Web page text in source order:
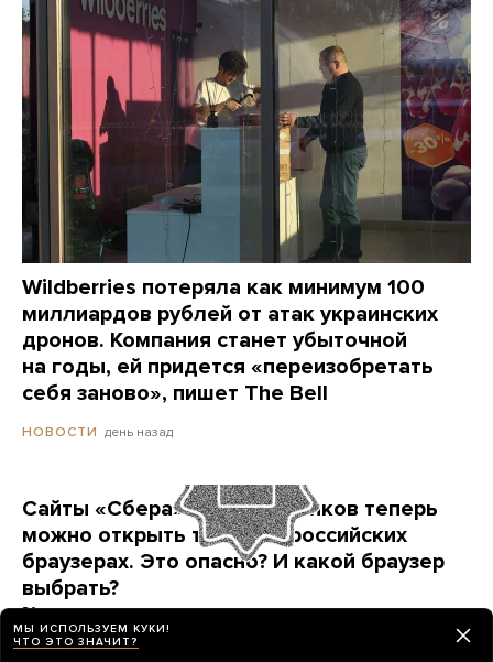
Wildberries потеряла как минимум 100
миллиардов рублей от атак украинских
дронов. Компания станет убыточной
на годы, ей придется «переизобретать
себя заново», пишет The Bell
НОВОСТИ день назад
Сайты «Сбера» и других банков теперь
можно открыть только в российских
браузерах. Это опасно? И какой браузер
выбрать?
Короткая инструкция для тех, кто опасается
переходить на продукты «Яндекса» и VK
МЫ ИСПОЛЬЗУЕМ КУКИ!
ЧТО ЭТО ЗНАЧИТ?